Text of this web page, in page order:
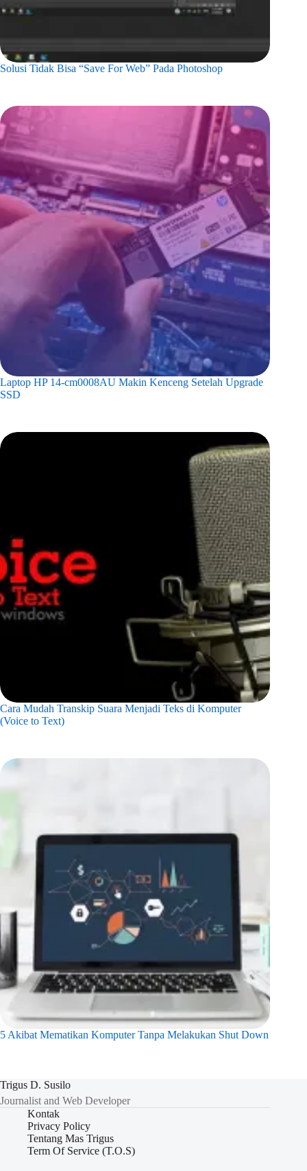
Solusi Tidak Bisa “Save For Web” Pada Photoshop
Laptop HP 14-cm0008AU Makin Kenceng Setelah Upgrade
SSD
Cara Mudah Transkip Suara Menjadi Teks di Komputer
(Voice to Text)
5 Akibat Mematikan Komputer Tanpa Melakukan Shut Down
Trigus D. Susilo
Journalist and Web Developer
Kontak
Privacy Policy
Tentang Mas Trigus
Term Of Service (T.O.S)